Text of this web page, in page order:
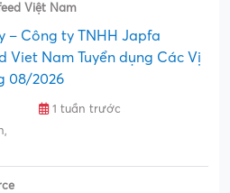
Việt Nam
– Công ty TNHH Japfa
Viet Nam Tuyển dụng Các Vị
08/2026
1 tuần trước